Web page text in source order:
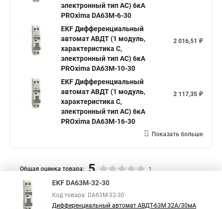
электронный тип AС) 6кА
PROxima DA63M-6-30
EKF Дифференциальный
автомат АВДТ (1 модуль,
характеристика C,
электронный тип AС) 6кА
PROxima DA63M-10-30
2 016,51 ₽
EKF Дифференциальный
автомат АВДТ (1 модуль,
характеристика C,
электронный тип AС) 6кА
PROxima DA63M-16-30
2 117,35 ₽
Показать больше
Написать отзыв
Общая оценка товара: 5 1
Специализированный магазинTDMв России
EKF DA63M-32-30
Код товара: DA63M-32-30
Дифференциальный автомат АВДТ-63М 32А/30мА